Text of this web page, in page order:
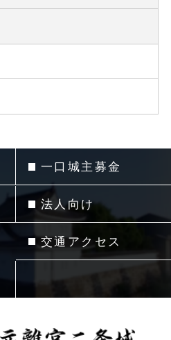
一口城主募金
法人向け
交通アクセス